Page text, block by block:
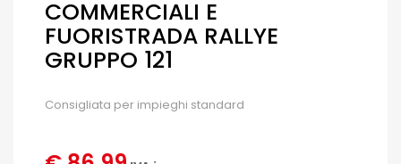
COMMERCIALI E
FUORISTRADA RALLYE
GRUPPO 121
Consigliata per impieghi standard